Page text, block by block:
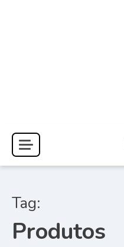
Tag:
Produtos